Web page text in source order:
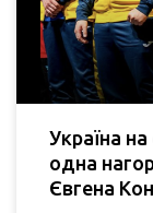
Україна на
одна
Євгена